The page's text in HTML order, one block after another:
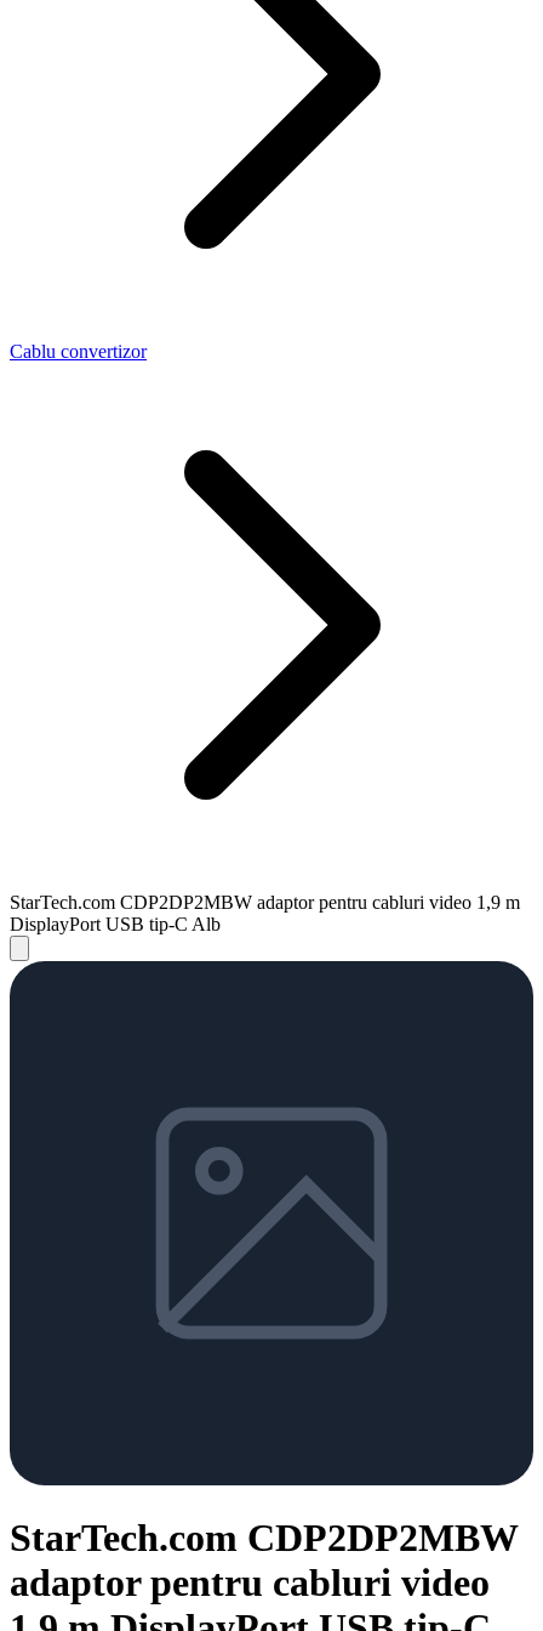
Cablu convertizor
StarTech.com CDP2DP2MBW adaptor pentru cabluri video 1,9 m
DisplayPort USB tip-C Alb
StarTech.com CDP2DP2MBW
adaptor pentru cabluri video